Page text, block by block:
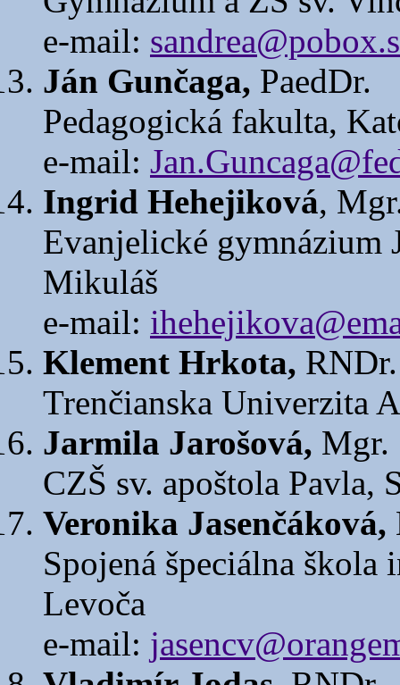
e-mail:
Ján Gunčaga, PaedDr.
Pedagogická fakulta,
e-mail:
Ingrid Hehejiková,
Evanjelické gymnázium
Mikuláš
e-mail:
Klement Hrkota, RNDr.
Trenčianska Univerzita
Jarmila Jarošová, Mgr.
CZŠ sv. apoštola Pavla,
Veronika Jasenčáková,
Spojená špeciálna škola
Levoča
e-mail: